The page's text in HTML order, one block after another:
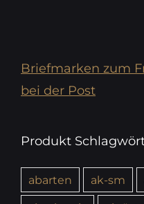
Briefmarken zum
bei der Post
Produkt
abarten ak-sm